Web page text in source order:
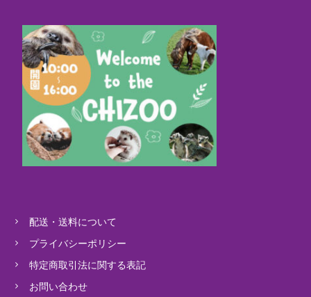
配送・送料について
プライバシーポリシー
特定商取引法に関する表記
お問い合わせ